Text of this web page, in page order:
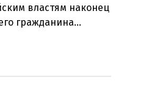
властям наконец
гражданина
совершить н